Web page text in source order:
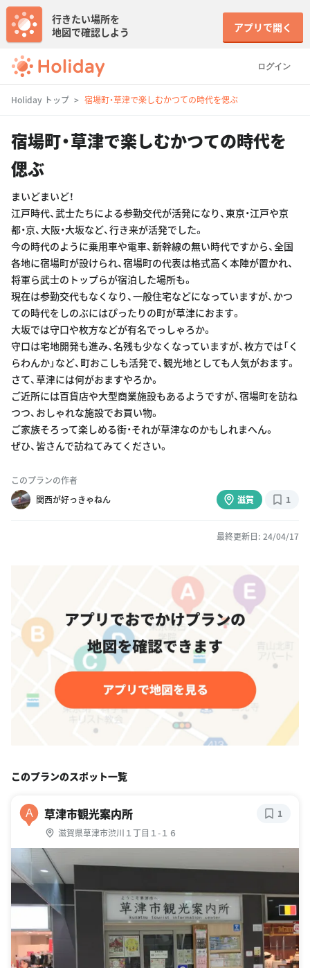
ログイン
行きたい場所を
地図で確認しよう
アプリで開く
Holiday トップ 宿場町・草津で楽しむかつての時代を偲ぶ
宿場町・草津で楽しむかつての時代を
偲ぶ
まいどまいど！
江戸時代、武士たちによる参勤交代が活発になり、東京・江戸や京
都・京、大阪・大坂など、行き来が活発でした。
今の時代のように乗用車や電車、新幹線の無い時代ですから、全国
各地に宿場町が設けられ、宿場町の代表は格式高く本陣が置かれ、
将軍ら武士のトップらが宿泊した場所も。
現在は参勤交代もなくなり、一般住宅などになっていますが、かつ
ての時代をしのぶにはぴったりの町が草津におます。
大坂では守口や枚方などが有名でっしゃろか。
守口は宅地開発も進み、名残も少なくなっていますが、枚方では「く
らわんか」など、町おこしも活発で、観光地としても人気がおます。
さて、草津には何がおますやろか。
ご近所には百貨店や大型商業施設もあるようですが、宿場町を訪ね
つつ、おしゃれな施設でお買い物。
ご家族そろって楽しめる街・それが草津なのかもしれまへん。
ぜひ、皆さんで訪ねてみてください。
このプランの作者
関西が好っきゃねん
滋賀 1
最終更新日: 24/04/17
このプランのスポット一覧
A 草津市観光案内所
滋賀県草津市渋川１丁目１-１６
1